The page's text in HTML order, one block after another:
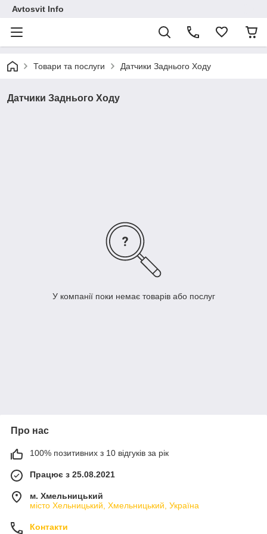
Avtosvit Info
Товари та послуги Датчики Заднього Ходу
Датчики Заднього Ходу
У компанії поки немає товарів або послуг
Про нас
100% позитивних з 10 відгуків за рік
Працює з 25.08.2021
м. Хмельницький
місто Хельницький, Хмельницький, Україна
Контакти